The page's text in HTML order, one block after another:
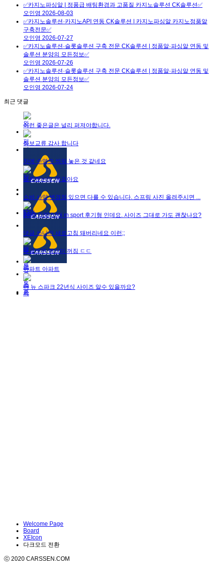
✅카지노파싱알 | 정품급 배팅환경과 고품질 카지노솔루션 CK솔루션✅
오인영 2026-08-03
✅카지노솔루션·카지노API 연동 CK솔루션 | 카지노파싱알 카지노정품알
구축전문✅
오인영 2026-07-27
✅카지노솔루션·슬롯솔루션 구축 전문 CK솔루션 | 정품알·파싱알 연동 및
솔루션 분양의 모든정보✅
오인영 2026-07-26
✅카지노솔루션·슬롯솔루션 구축 전문 CK솔루션 | 정품알·파싱알 연동 및
솔루션 분양의 모든정보✅
오인영 2026-07-24
최근 댓글
이런 좋은글은 널리 퍼져야합니다.
정보교류 감사 합니다
차에 수영모 씌워 놓은 것 같네요
교환했는데, 똑같아요
쇼바 사양 변경점 있으면 다를 수 있습니다. 스프링 사진 올려주시면 ...
2023 G30 530i m sport 후기형 인데요. 사이즈 그대로 가도 괜찮나요?
댓글 쓰니까 새로고침 돼버리네요 이런;;
댓글쓰면 영상이 꺼짐 ㄷㄷ
아파트 아파트
더 뉴 스파크 22년식 사이즈 알수 있을까요?
Welcome Page
Board
XEIcon
다크모드 전환
ⓒ 2020 CARSSEN.COM